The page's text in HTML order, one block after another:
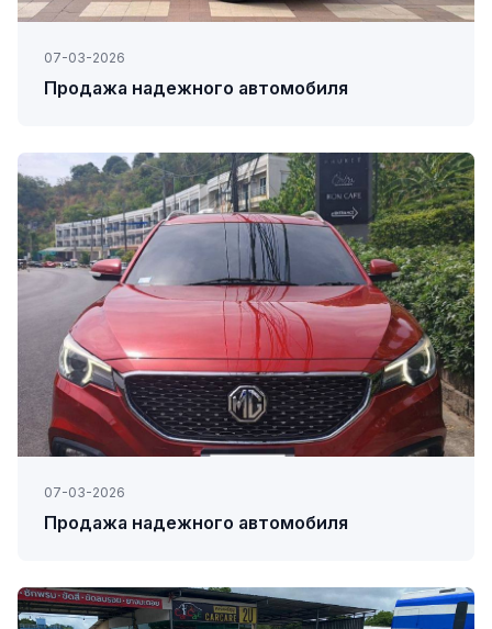
07-03-2026
Продажа надежного автомобиля
07-03-2026
Продажа надежного автомобиля